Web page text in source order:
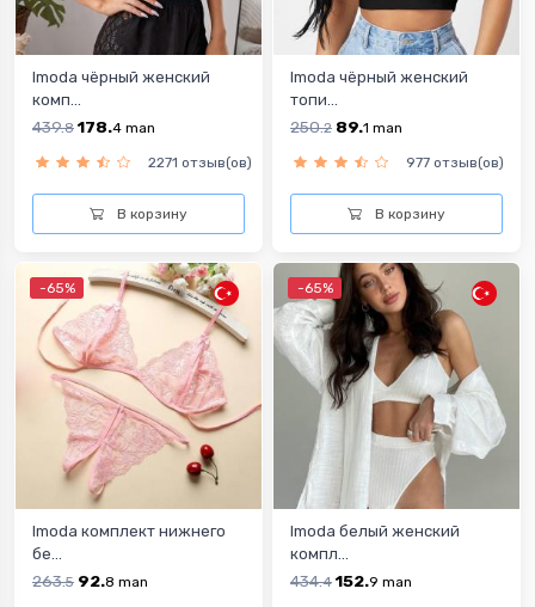
Imoda чёрный женский
комп...
439.8 178.4 man
2271 отзыв(ов)
В корзину
Imoda чёрный женский
топи...
250.2 89.1 man
977 отзыв(ов)
В корзину
-65%
Imoda комплект нижнего
бе...
263.5 92.8 man
-65%
Imoda белый женский
компл...
434.4 152.9 man